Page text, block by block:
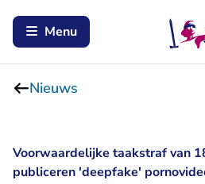
Menu
Nieuws
Voorwaardelijke taakstraf van
publiceren 'deepfake'